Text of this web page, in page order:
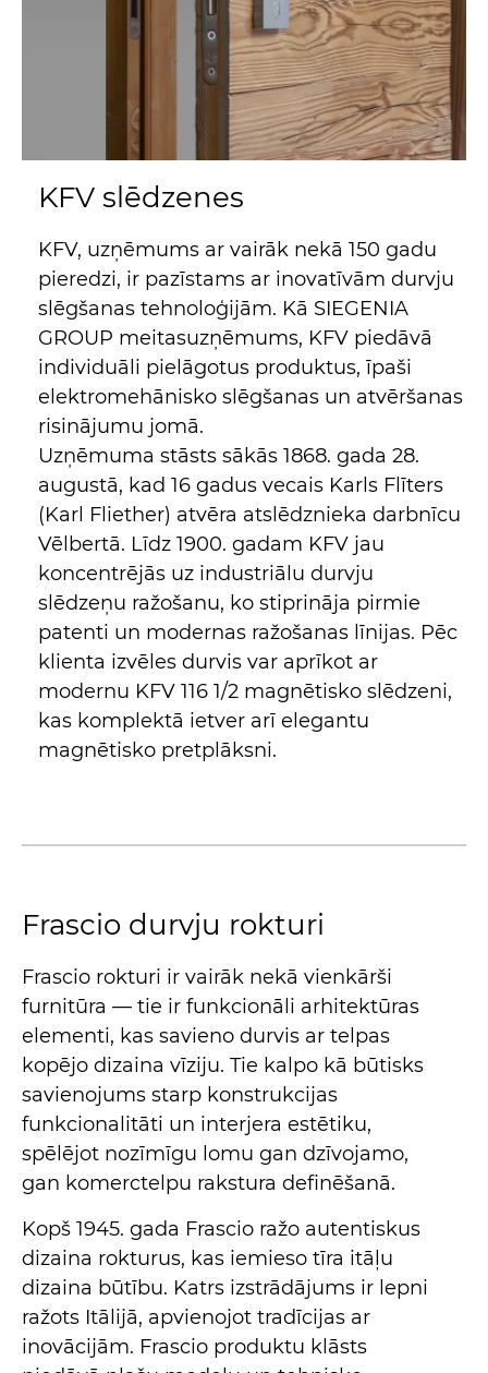
KFV slēdzenes
KFV, uzņēmums ar vairāk nekā 150 gadu
pieredzi, ir pazīstams ar inovatīvām durvju
slēgšanas tehnoloģijām. Kā SIEGENIA
GROUP meitasuzņēmums, KFV piedāvā
individuāli pielāgotus produktus, īpaši
elektromehānisko slēgšanas un atvēršanas
risinājumu jomā.
Uzņēmuma stāsts sākās 1868. gada 28.
augustā, kad 16 gadus vecais Karls Flīters
(Karl Fliether) atvēra atslēdznieka darbnīcu
Vēlbertā. Līdz 1900. gadam KFV jau
koncentrējās uz industriālu durvju
slēdzeņu ražošanu, ko stiprināja pirmie
patenti un modernas ražošanas līnijas. Pēc
klienta izvēles durvis var aprīkot ar
modernu KFV 116 1/2 magnētisko slēdzeni,
kas komplektā ietver arī elegantu
magnētisko pretplāksni.
Frascio durvju rokturi
Frascio rokturi ir vairāk nekā vienkārši
furnitūra — tie ir funkcionāli arhitektūras
elementi, kas savieno durvis ar telpas
kopējo dizaina vīziju. Tie kalpo kā būtisks
savienojums starp konstrukcijas
funkcionalitāti un interjera estētiku,
spēlējot nozīmīgu lomu gan dzīvojamo,
gan komerctelpu rakstura definēšanā.
Kopš 1945. gada Frascio ražo autentiskus
dizaina rokturus, kas iemieso tīra itāļu
dizaina būtību. Katrs izstrādājums ir lepni
ražots Itālijā, apvienojot tradīcijas ar
inovācijām. Frascio produktu klāsts